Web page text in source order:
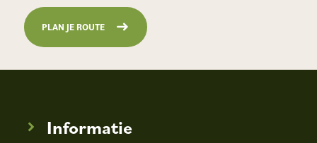
Informatie
PLAN JE ROUTE